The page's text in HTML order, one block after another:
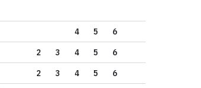
4 5
6
2 3 4 5
6
2 3 4 5
6